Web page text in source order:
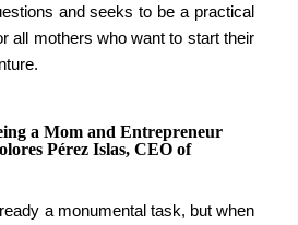
and seeks to be a practical
all mothers who want to start their
a Mom and Entrepreneur
Pérez Islas, CEO of
a monumental task, but when